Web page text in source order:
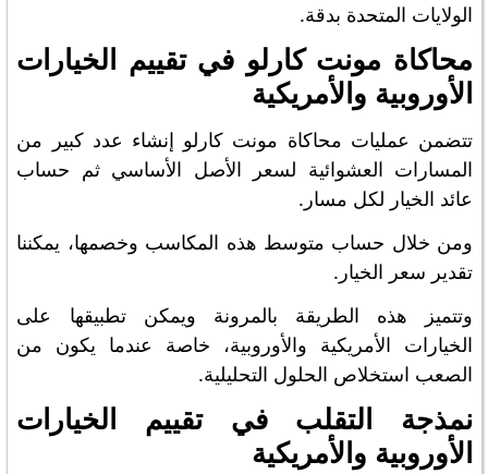
الولايات المتحدة بدقة.
محاكاة مونت كارلو في تقييم الخيارات
الأوروبية والأمريكية
تتضمن عمليات محاكاة مونت كارلو إنشاء عدد كبير من
المسارات العشوائية لسعر الأصل الأساسي ثم حساب
عائد الخيار لكل مسار.
ومن خلال حساب متوسط ​​هذه المكاسب وخصمها، يمكننا
تقدير سعر الخيار.
وتتميز هذه الطريقة بالمرونة ويمكن تطبيقها على
الخيارات الأمريكية والأوروبية، خاصة عندما يكون من
الصعب استخلاص الحلول التحليلية.
نمذجة التقلب في تقييم الخيارات
الأوروبية والأمريكية